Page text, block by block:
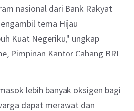
nasional dari Bank Rakyat
tema Hijau
Kuat Negeriku," ungkap
Pimpinan Kantor Cabang BRI
lebih banyak oksigen bagi
dapat merawat dan